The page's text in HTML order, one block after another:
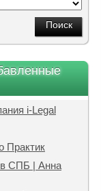
i-Legal
Практик
СПБ | Анна